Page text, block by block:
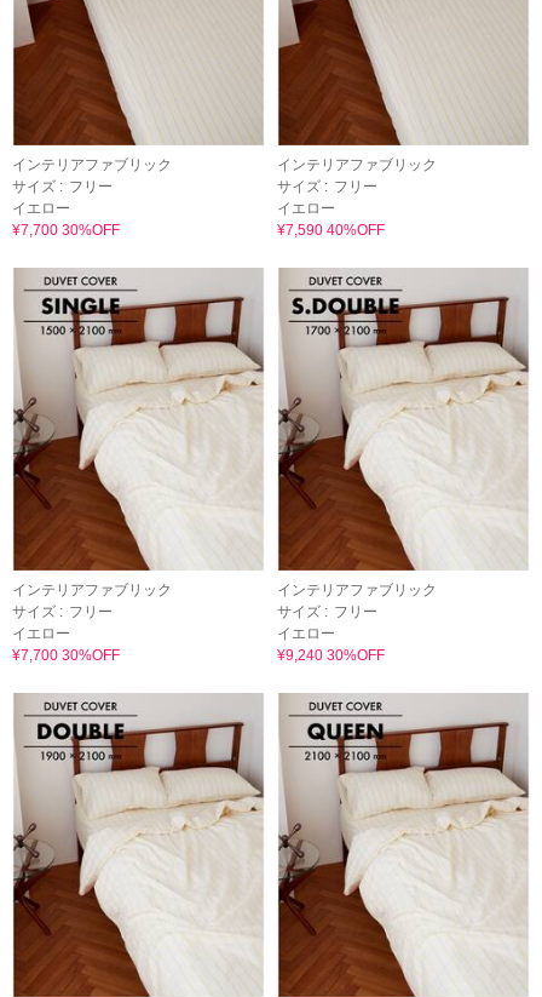
インテリアファブリック
サイズ : フリー
イエロー
¥7,700 30%OFF
インテリアファブリック
サイズ : フリー
イエロー
¥7,590 40%OFF
インテリアファブリック
サイズ : フリー
イエロー
¥7,700 30%OFF
インテリアファブリック
サイズ : フリー
イエロー
¥9,240 30%OFF